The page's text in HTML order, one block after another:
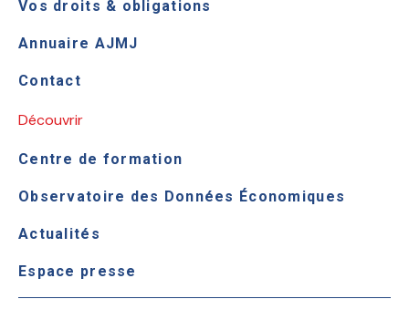
Vos droits & obligations
Annuaire AJMJ
Contact
Découvrir
Centre de formation
Observatoire des Données Économiques
Actualités
Espace presse